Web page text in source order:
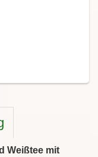
Weißtee mit